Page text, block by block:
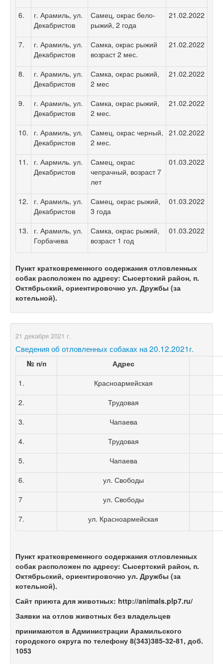
6.
г. Арамиль, ул.
Декабристов
Самец, окрас бело-
рыжий, 2 года
21.02.2022
7.
г. Арамиль, ул.
Декабристов
Самка, окрас рыжий
возраст 2 мес.
21.02.2022
8.
г. Арамиль, ул.
Декабристов
Самка, окрас рыжий,
2 мес
21.02.2022
9.
г. Арамиль, ул.
Декабристов
Самка, окрас рыжий,
2 мес.
21.02.2022
10.
г. Арамиль, ул.
Декабристов
Самец, окрас черный,
2 мес.
21.02.2022
11.
г. Аармиль. ул.
Декабристов
Самец, окрас
чепрачный, возраст 7
лет
01.03.2022
12.
г. Арамиль, ул.
Декабристов
Самец, окрас рыжий,
3 года
01.03.2022
13.
г. Арамиль, ул.
Горбачева
Самка, окрас рыжий,
возраст 1 год
01.03.2022
Пункт кратковременного содержания отловленных
собак расположен по адресу: Сысертский район, п.
Октябрьский, ориентировочно ул. Дружбы (за
котельной).
21 декабря 2021 г.
Сведения об отловленных собаках на 20.12.2021г.
№ п/п
Адрес
1.
Красноармейская
2.
Трудовая
3.
Чапаева
4.
Трудовая
5.
Чапаева
6.
ул. Свободы
7
ул. Свободы
7.
ул. Красноармейская
Пункт кратковременного содержания отловленных
собак расположен по адресу: Сысертский район, п.
Октябрьский, ориентировочно ул. Дружбы (за
котельной).
Сайт приюта для животных: http://animals.plp7.ru/
Заявки на отлов животных без владельцев
принимаются в Администрации Арамильского
городского округа по телефону 8(343)385-32-81, доб.
1053